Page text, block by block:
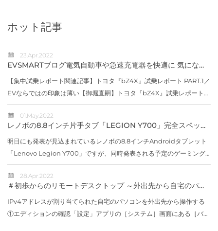
ホット記事
23.Apr.2022
EVSMARTブログ電気自動車や急速充電器を快適に 気になる
【編集部】 人気記事 最近の投稿 カテゴリー
【集中試乗レポート関連記事】トヨタ『bZ4X』試乗レポート PART.1／
EVならではの印象は薄い【御堀直嗣】トヨタ『bZ4X』試乗レポート
PART.2／トヨタらしい電気自動車【諸星陽一】バッテリー残量の
SOC（％）はメータ...
01.May.2022
レノボの8.8インチ片手タブ「LEGION Y700」完全スペック
明日にも発表が見込まれているレノボの8.8インチAndroidタブレット
「Lenovo Legion Y700」ですが、同時発表される予定のゲーミング
スマホ「Lenovo Legion Y90」と合わせて、全スペックシートが
Weiboで公開されました...
28.Apr.2022
＃初歩からのリモートデスクトップ ～外出先から自宅のパソ
IPv4アドレスが割り当てられた自宅のパソコンを外出先から操作する
①エディションの確認「設定」アプリの［システム］画面にある［バー